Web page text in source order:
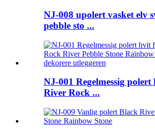
NJ-008 upolert vasket elv
pebble sto ...
NJ-001 Regelmessig
River Rock ...